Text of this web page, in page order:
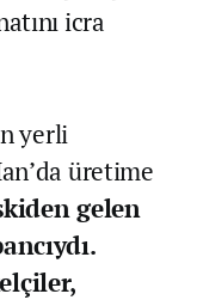
icra
yerli
üretime
gelen